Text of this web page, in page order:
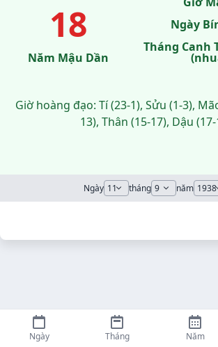
18
Năm Mậu Dần
Ngày
Tháng Canh
Giờ hoàng đạo: Tí (23-1), Sửu (1-3),
13), Thân (15-17), Dậu
Ngày tháng năm
Ngày Tháng Năm